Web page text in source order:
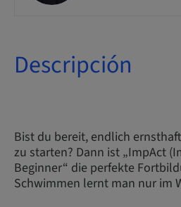
Descripción
Bist du bereit, endlich
zu starten? Dann ist „ImpAct
Beginner“ die perfekte
Schwimmen lernt man nur im